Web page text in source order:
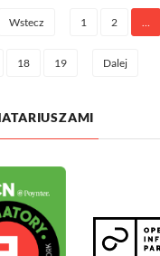
Wstecz 1 2
18 19 Dalej